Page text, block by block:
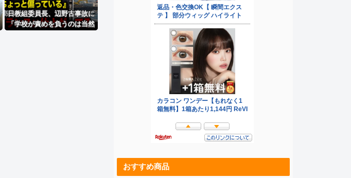
日教組委員長、辺野古事故に
「学校が責めを負うのは当然
おすすめ商品